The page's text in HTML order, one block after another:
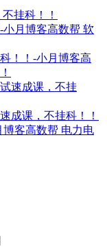
挂科！！
高数帮 软
高
成课，不挂科！！
高数帮 电力电